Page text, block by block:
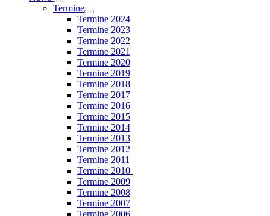
Termine
Termine 2024
Termine 2023
Termine 2022
Termine 2021
Termine 2020
Termine 2019
Termine 2018
Termine 2017
Termine 2016
Termine 2015
Termine 2014
Termine 2013
Termine 2012
Termine 2011
Termine 2010
Termine 2009
Termine 2008
Termine 2007
Termine 2006